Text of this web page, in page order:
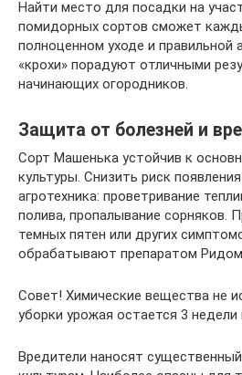
Найти место для посадки на
помидорных сортов сможет
полноценном уходе и правильной
«крохи» порадуют отличными
начинающих огородников.
Защита от болезней и
Сорт Машенька устойчив к
культуры. Снизить риск
агротехника: проветривание
полива, пропалывание сорняков.
темных пятен или других
обрабатывают препаратом
Совет! Химические вещества не
уборки урожая остается 3 недели
Вредители наносят